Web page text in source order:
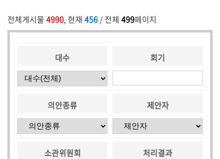
의
전체게시물 4990, 현재 456 / 전체 499페이지
대수 회기
의안종류 제안자
소관위원회 처리결과